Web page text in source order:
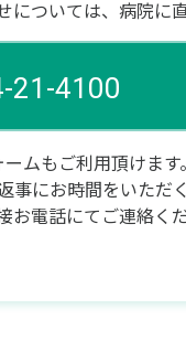
ついては、病院に
21-4100
ムもご利用頂けます。
にお時間をいただ
電話にてご連絡くだ